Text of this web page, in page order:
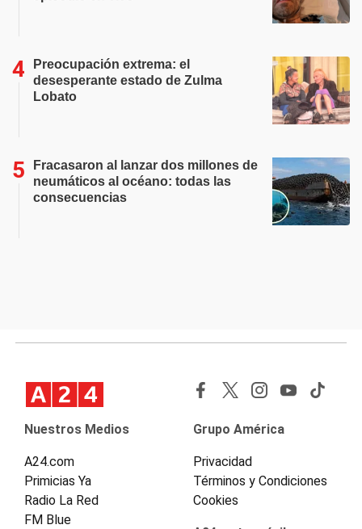
Preocupación extrema: el
desesperante estado de Zulma
Lobato
Fracasaron al lanzar dos millones de
neumáticos al océano: todas las
consecuencias
Nuestros Medios
A24.com
Primicias Ya
Radio La Red
FM Blue
Grupo América
Privacidad
Términos y Condiciones
Cookies